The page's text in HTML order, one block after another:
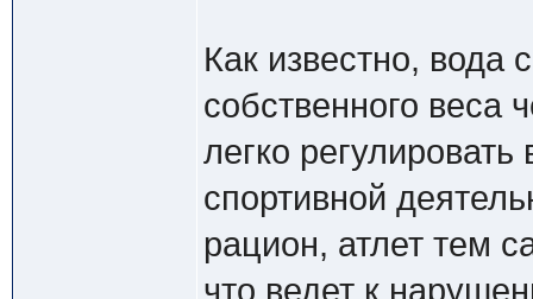
Как известно, вода
собственного веса
легко
спортивной
рацион, атлет тем
что ведет к